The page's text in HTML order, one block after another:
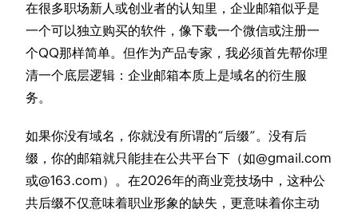
在很多职场新人或创业者的认知里，企业邮箱似乎是
一个可以独立购买的软件，像下载一个微信或注册一
个QQ那样简单。但作为产品专家，我必须首先帮你理
清一个底层逻辑：企业邮箱本质上是域名的衍生服
务。
如果你没有域名，你就没有所谓的“后缀”。没有后
缀，你的邮箱就只能挂在公共平台下（如@gmail.com
或@163.com）。在2026年的商业竞技场中，这种公
共后缀不仅意味着职业形象的缺失，更意味着你主动